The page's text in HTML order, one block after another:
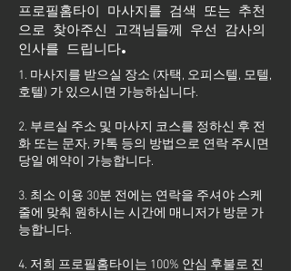
프로필홈타이 마사지를 검색 또는 추천
으로 찾아주신 고객님들께 우선 감사의
인사를 드립니다.
1. 마사지를 받으실 장소 (자택, 오피스텔, 모텔,
호텔) 가 있으시면 가능하십니다.
2. 부르실 주소 및 마사지 코스를 정하신 후 전
화 또는 문자, 카톡 등의 방법으로 연락 주시면
당일 예약이 가능합니다.
3. 최소 이용 30분 전에는 연락을 주셔야 스케
줄에 맞춰 원하시는 시간에 매니저가 방문 가
능합니다.
4. 저희 프로필홈타이는 100% 안심 후불로 진